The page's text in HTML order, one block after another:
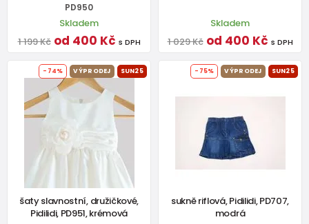
PD950
Skladem
1 199 Kč od 400 Kč s DPH
Skladem
1 029 Kč od 400 Kč s DPH
-74% VÝPRODEJ SUN25
šaty slavnostní, družičkové,
Pidilidi, PD951, krémová
-75% VÝPRODEJ SUN25
sukně riflová, Pidilidi, PD707,
modrá